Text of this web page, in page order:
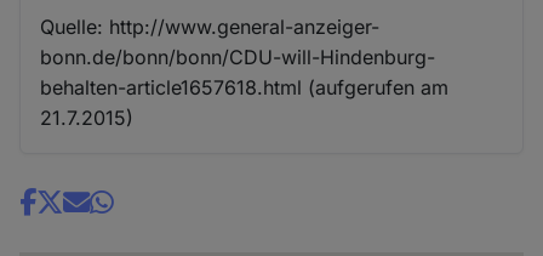
Quelle: http://www.general-anzeiger-
bonn.de/bonn/bonn/CDU-will-Hindenburg-
behalten-article1657618.html (aufgerufen am
21.7.2015)
Share